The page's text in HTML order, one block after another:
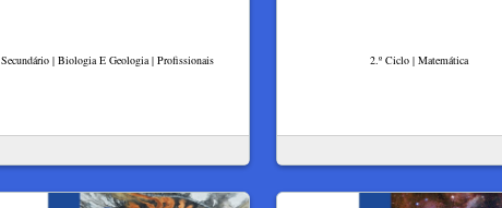
Secundário | Biologia E Geologia | Profissionais 2.º Ciclo | Matemática